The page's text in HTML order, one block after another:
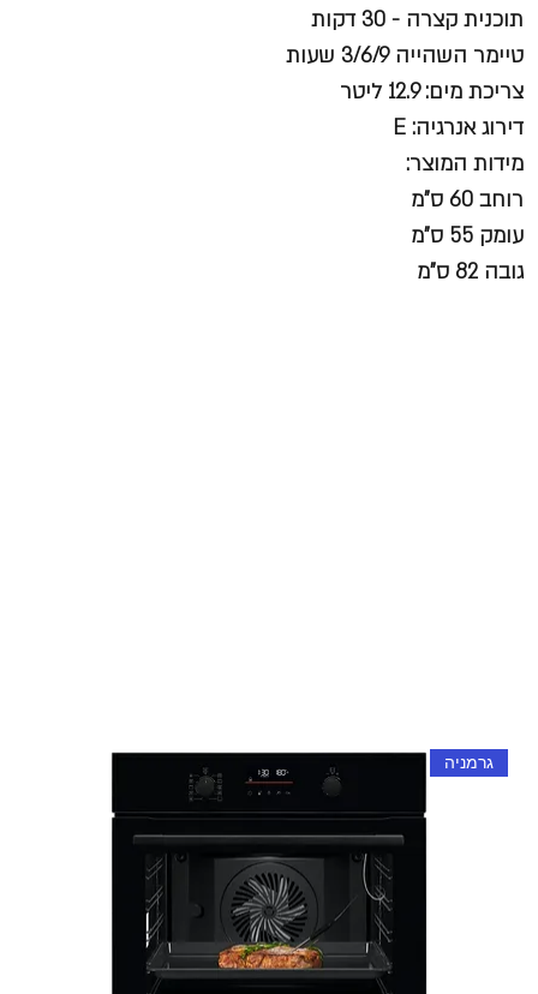
תוכנית קצרה - 30 דקות
טיימר השהייה 3/6/9 שעות
צריכת מים: 12.9 ליטר
דירוג אנרגיה: E
מידות המוצר:
רוחב 60 ס"מ
עומק 55 ס"מ
גובה 82 ס"מ
גרמניה